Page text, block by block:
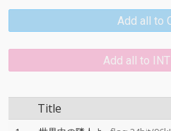
Add all to
Add all to
Title